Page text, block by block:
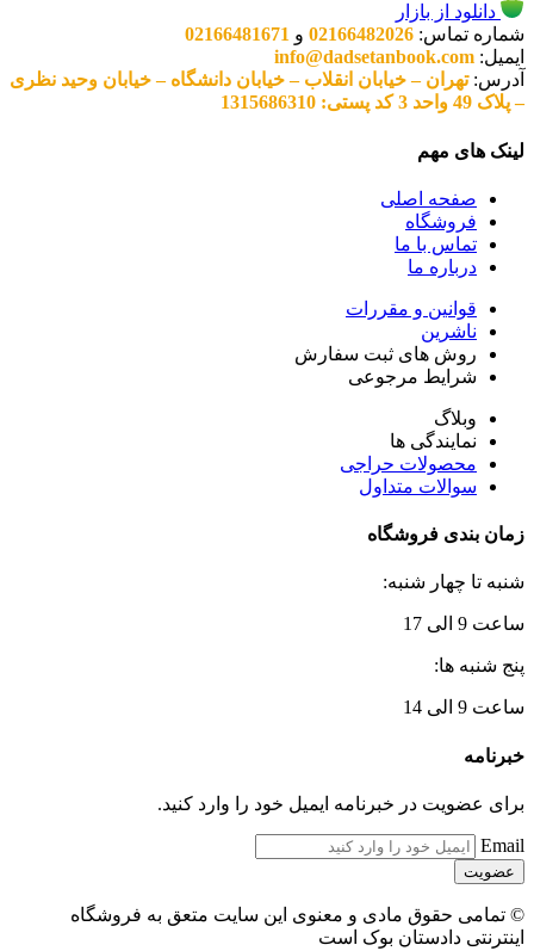
دانلود از بازار
شماره تماس: 02166482026 و 02166481671
ایمیل: info@dadsetanbook.com
آدرس:تهران – خیابان انقلاب – خیابان دانشگاه – خیابان وحید نظری
– پلاک 49 واحد 3 کد پستی: 1315686310
لینک های مهم
صفحه اصلی
فروشگاه
تماس با ما
درباره ما
قوانین و مقررات
ناشرین
روش های ثبت سفارش
شرایط مرجوعی
وبلاگ
نمایندگی ها
محصولات حراجی
سوالات متداول
زمان بندی فروشگاه
شنبه تا چهار شنبه:
ساعت 9 الی 17
پنج شنبه ها:
ساعت 9 الی 14
خبرنامه
برای عضویت در خبرنامه ایمیل خود را وارد کنید.
Email
© تمامی حقوق مادی و معنوی این سایت متعق به فروشگاه
اینترنتی دادستان بوک است